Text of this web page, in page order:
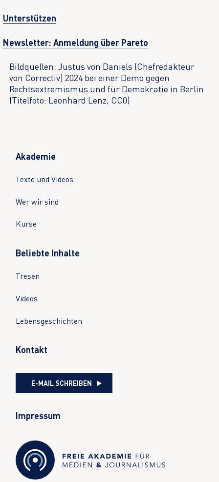
Unterstützen
Newsletter: Anmeldung über Pareto
Bildquellen: Justus von Daniels (Chefredakteur
von Correctiv) 2024 bei einer Demo gegen
Rechtsextremismus und für Demokratie in Berlin
(Titelfoto: Leonhard Lenz, CC0)
Akademie
Texte und Videos
Wer wir sind
Kurse
Beliebte Inhalte
Tresen
Videos
Lebensgeschichten
Kontakt
E-MAIL SCHREIBEN
Impressum